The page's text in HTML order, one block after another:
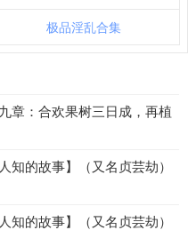
极品淫乱合集
章：合欢果树三日成，再植
知的故事】（又名贞芸劫）
知的故事】（又名贞芸劫）